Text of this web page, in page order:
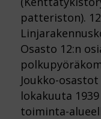
patteriston).
Osasto 12:n
Joukko-
lokakuuta
toiminta-